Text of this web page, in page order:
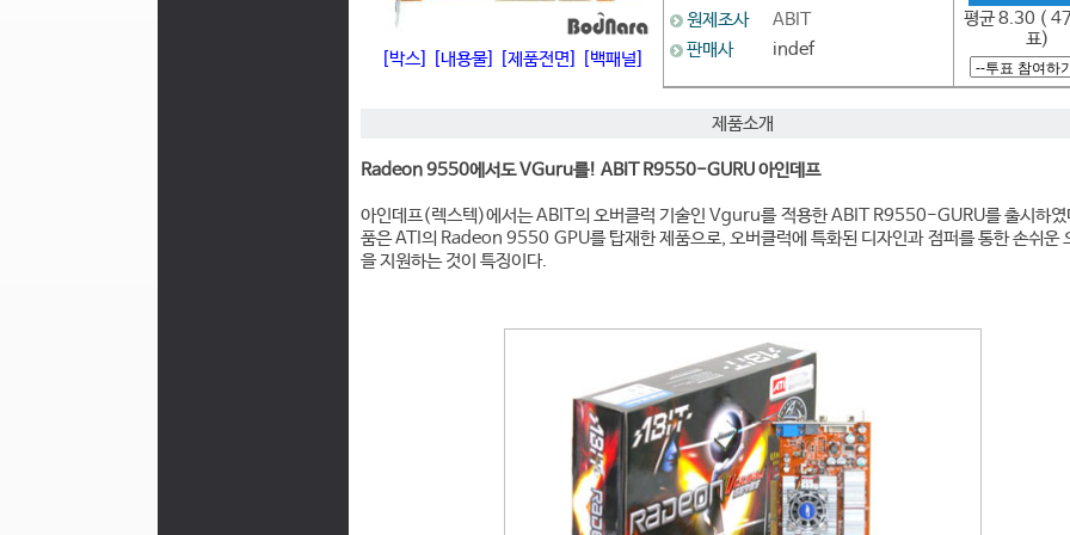
[박스] [내용물] [제품전면] [백패널]
원제조사
ABIT
판매사
indef
평균 8.30 (
표)
제품소개
Radeon 9550에서도 VGuru를! ABIT R9550-GURU 아인데프
아인데프(렉스텍)에서는 ABIT의 오버클럭 기술인 Vguru를 적용한 ABIT R9550-GURU를 출시하였
품은 ATI의 Radeon 9550 GPU를 탑재한 제품으로, 오버클럭에 특화된 디자인과 점퍼를 통한 손쉬운
을 지원하는 것이 특징이다.